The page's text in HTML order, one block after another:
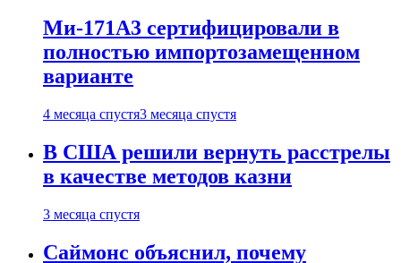
Ми-171А3 сертифицировали в
полностью импортозамещенном
варианте
4 месяца спустя3 месяца спустя
В США решили вернуть расстрелы
в качестве методов казни
3 месяца спустя
Саймонс объяснил, почему